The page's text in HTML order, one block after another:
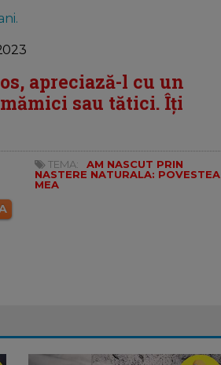
apreciază-l cu un
sau tătici. Îți
TEMA:
AM NASCUT PRIN
NASTERE NATURALA: POVESTEA
MEA